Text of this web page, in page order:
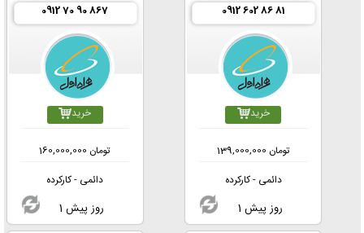
0912 602 86 81
خرید
139,000,000 تومان
دائمی - کارکرده
1 روز پیش
0912 70 90 867
خرید
160,000,000 تومان
دائمی - کارکرده
1 روز پیش